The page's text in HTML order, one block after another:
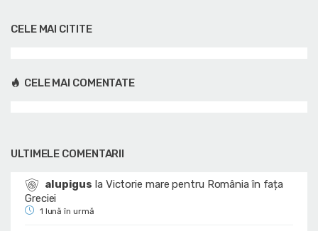
CELE MAI CITITE
CELE MAI COMENTATE
ULTIMELE COMENTARII
alupigus la Victorie mare pentru România în fața
Greciei
1 lună în urmă